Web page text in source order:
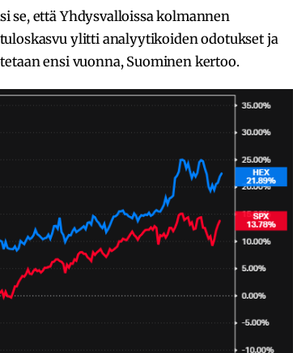
se, että Yhdysvalloissa kolmannen
ylitti analyytikoiden odotukset ja
ensi vuonna, Suominen kertoo.